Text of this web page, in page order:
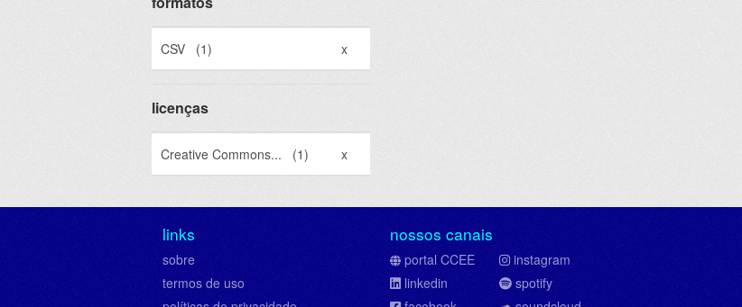
CSV (1) x
licenças
Creative Commons... (1) x
links
sobre
termos de uso
nossos canais
portal CCEE
linkedin
instagram
spotify